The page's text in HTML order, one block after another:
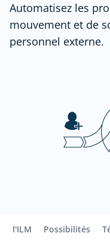
Automatisez les
mouvement et de
personnel externe.
l'ILM Possibilités